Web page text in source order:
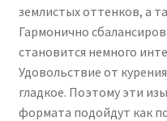
землистых оттенков, а
Гармонично
становится немного
Удовольствие от
гладкое. Поэтому эти
формата подойдут как